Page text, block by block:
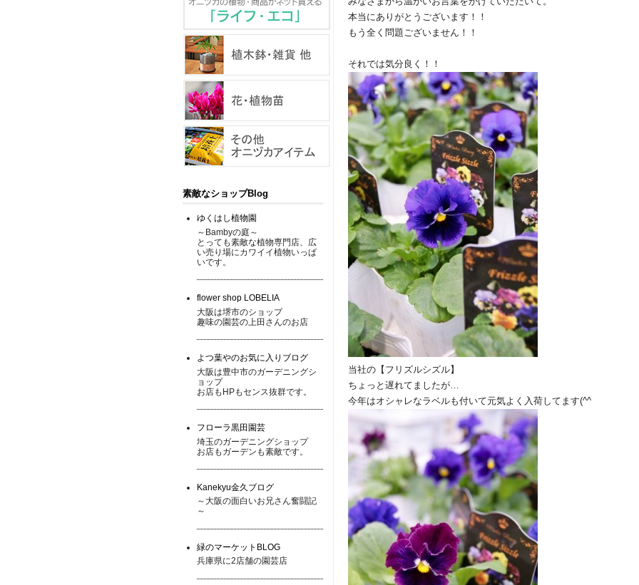
本当にありがとうございます！！
もう全く問題ございません！！
それでは気分良く！！
当社の【フリズルシズル】
ちょっと遅れてましたが…
今年はオシャレなラベルも付いて元気よく入荷してます(^^ゞ
素敵なショップBlog
ゆくはし植物園
～Bambyの庭～
とっても素敵な植物専門店、広
い売り場にカワイイ植物いっぱ
いです。
flower shop LOBELIA
大阪は堺市のショップ
趣味の園芸の上田さんのお店
よつ葉やのお気に入りブログ
大阪は豊中市のガーデニングシ
ョップ
お店もHPもセンス抜群です。
フローラ黒田園芸
埼玉のガーデニングショップ
お店もガーデンも素敵です。
Kanekyu金久ブログ
～大阪の面白いお兄さん奮闘記
～
緑のマーケットBLOG
兵庫県に2店舗の園芸店